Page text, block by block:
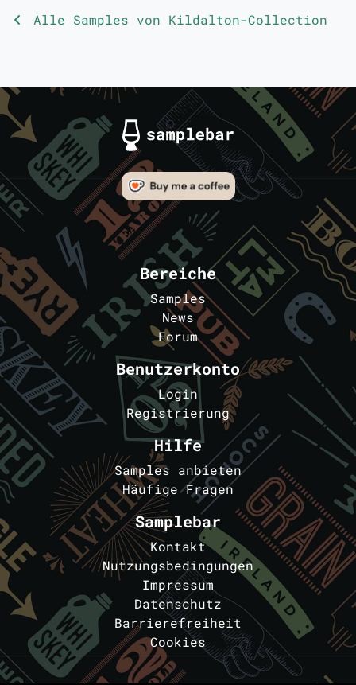
Alle Samples von Kildalton-Collection
Bereiche
Samples
News
Forum
Benutzerkonto
Login
Registrierung
Hilfe
Samples anbieten
Häufige Fragen
Samplebar
Kontakt
Nutzungsbedingungen
Impressum
Datenschutz
Barrierefreiheit
Cookies